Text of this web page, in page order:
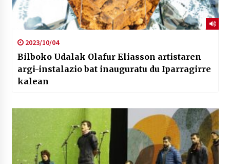
2023/10/04
Bilboko Udalak Olafur Eliasson artistaren
argi-instalazio bat inauguratu du Iparragirre
kalean